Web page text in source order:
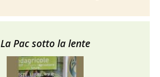
La Pac sotto la lente